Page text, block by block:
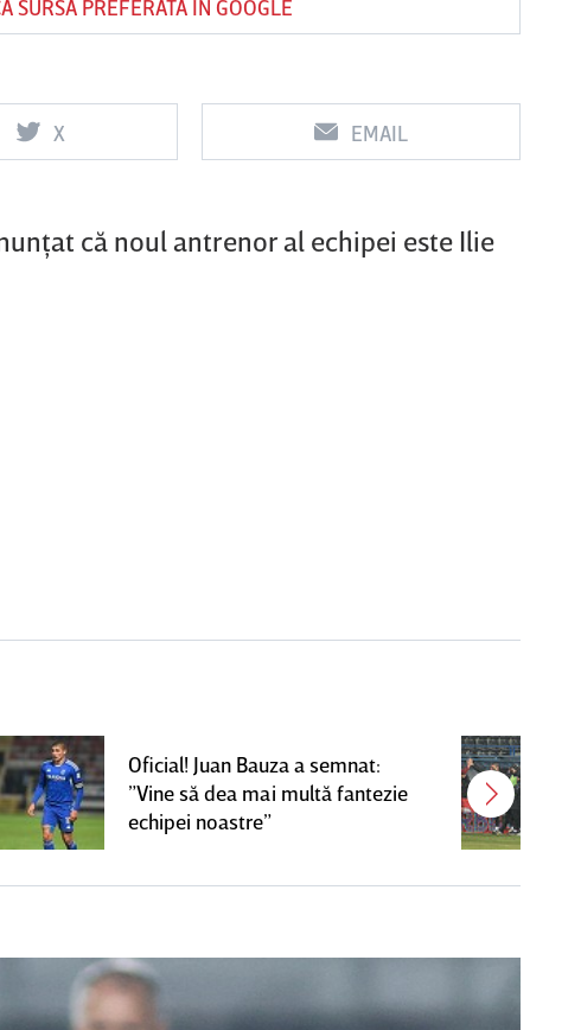
SURSĂ PREFERATĂ ÎN GOOGLE
X EMAIL
că noul antrenor al echipei este Ilie
Oficial! Juan Bauza a semnat:
”Vine să dea mai multă fantezie
echipei noastre”
Vs Vs